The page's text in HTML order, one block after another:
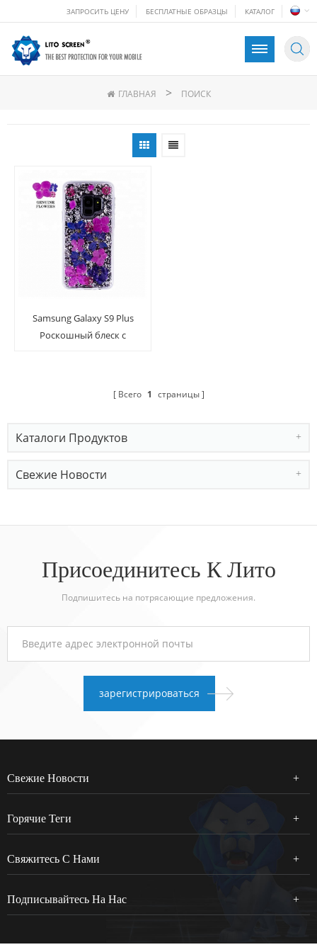
ЗАПРОСИТЬ ЦЕНУ БЕСПЛАТНЫЕ ОБРАЗЦЫ КАТАЛОГ
ГЛАВНАЯ > ПОИСК
Samsung Galaxy S9 Plus
Роскошный блеск с
Всего 1 страницы
Каталоги Продуктов
Свежие Новости
Присоединитесь К Лито
Подпишитесь на потрясающие предложения.
Свежие Новости
Горячие Теги
Свяжитесь С Нами
Подписывайтесь На Нас